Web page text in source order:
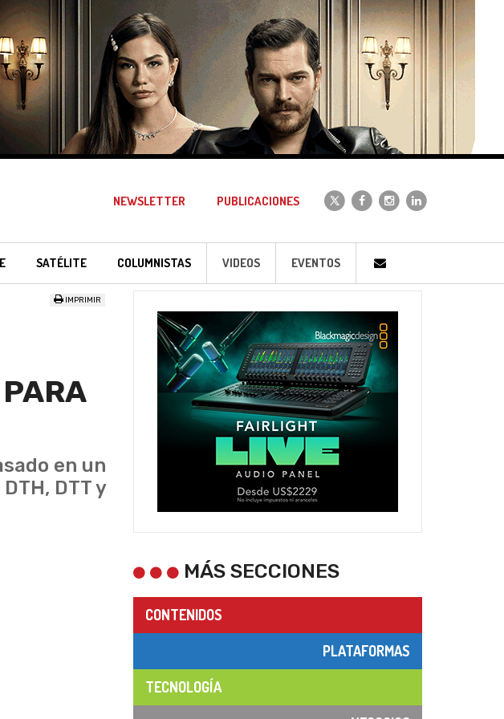
NEWSLETTER PUBLICACIONES
SATÉLITE COLUMNISTAS VIDEOS EVENTOS
IMPRIMIR
en un
DTT y
MÁS SECCIONES
CONTENIDOS
PLATAFORMAS
TECNOLOGÍA